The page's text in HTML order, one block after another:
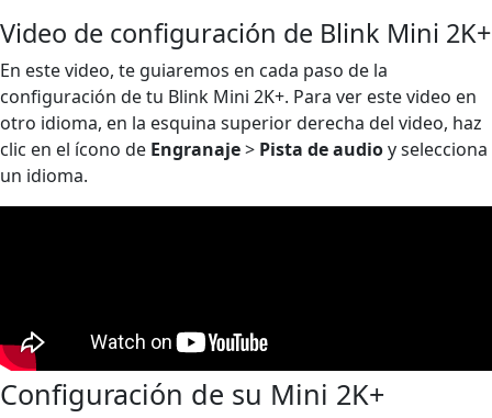
Video de configuración de Blink Mini 2K+
En este video, te guiaremos en cada paso de la
configuración de tu Blink Mini 2K+. Para ver este video en
otro idioma, en la esquina superior derecha del video, haz
clic en el ícono de Engranaje> Pista de audioy selecciona
un idioma.
Configuración de su Mini 2K+